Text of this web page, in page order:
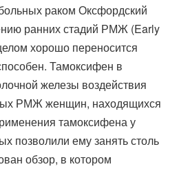
раком Оксфордский
ранних стадий РМЖ (Early
хорошо переносится
Тамоксифен в
железы воздействия
РМЖ женщин, находящихся
тамоксифена у
позволили ему занять столь
обзор, в котором